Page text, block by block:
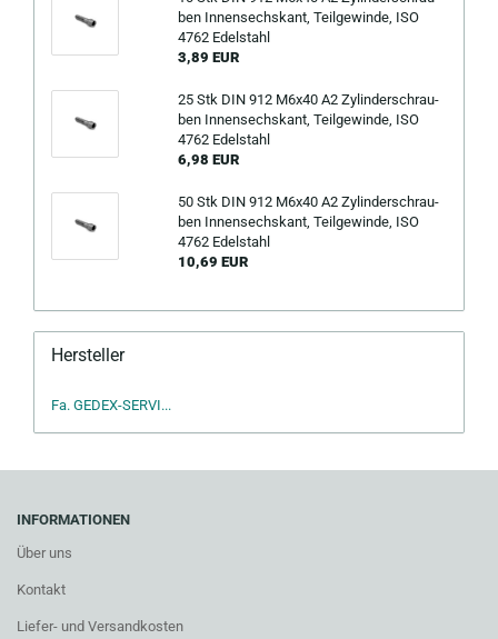
ben In­nen­sechs­kant, Teil­ge­win­de, ISO
4762 Edel­stahl
3,89 EUR
25 Stk DIN 912 M6x40 A2 Zy­lin­der­schrau­
ben In­nen­sechs­kant, Teil­ge­win­de, ISO
4762 Edel­stahl
6,98 EUR
50 Stk DIN 912 M6x40 A2 Zy­lin­der­schrau­
ben In­nen­sechs­kant, Teil­ge­win­de, ISO
4762 Edel­stahl
10,69 EUR
Hersteller
Fa. GEDEX-SERVI...
INFORMATIONEN
Über uns
Kontakt
Liefer- und Versandkosten